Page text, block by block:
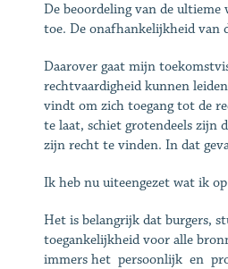
De beoordeling van de
toe. De onafhankelijkheid van
Daarover gaat mijn
rechtvaardigheid kunnen
vindt om zich toegang tot de
te laat, schiet grotendeels zijn
zijn recht te vinden. In dat
Ik heb nu uiteengezet wat ik
Het is belangrijk dat burgers,
toegankelijkheid voor alle
immers het persoonlijk en